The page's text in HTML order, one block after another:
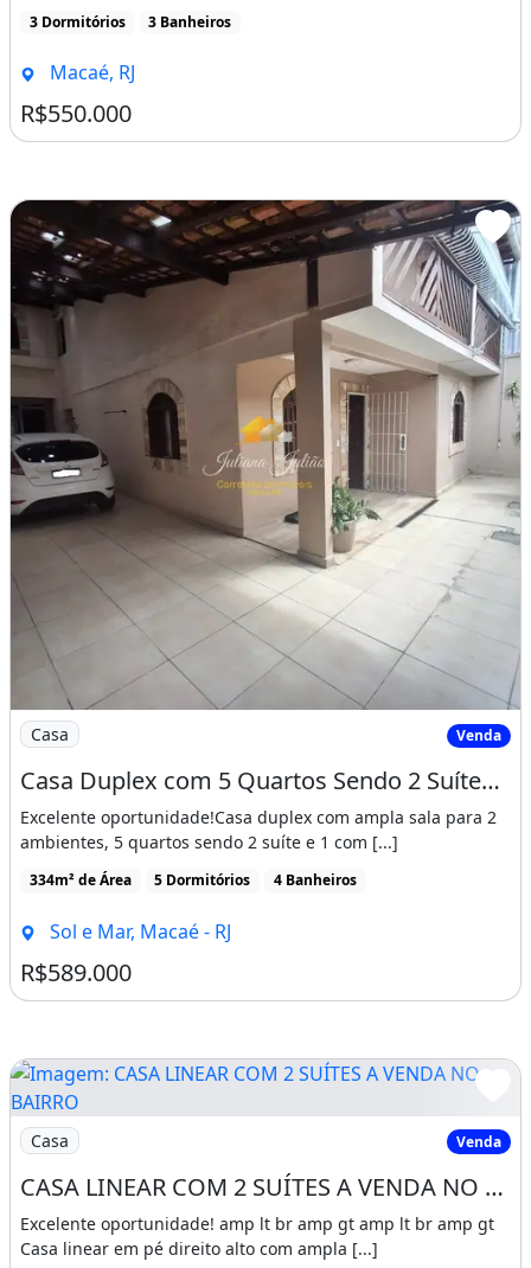
3 Dormitórios 3 Banheiros
Macaé, RJ
R$550.000
Imagem: Casa Duplex com 5 Quartos Sendo 2 Suítes
Casa Venda
Casa Duplex com 5 Quartos Sendo 2 Suítes a Venda no Bairro Sol e Mar em Macaé Rj
Excelente oportunidade!Casa duplex com ampla sala para 2
ambientes, 5 quartos sendo 2 suíte e 1 com [...]
334m² de Área 5 Dormitórios 4 Banheiros
Sol e Mar, Macaé - RJ
R$589.000
Imagem: CASA LINEAR COM 2 SUÍTES A VENDA NO
Casa Venda
CASA LINEAR COM 2 SUÍTES A VENDA NO BAIRRO VALE DAS PALMEIRAS EM MACAÉ RJ
Excelente oportunidade! amp lt br amp gt amp lt br amp gt
Casa linear em pé direito alto com ampla [...]